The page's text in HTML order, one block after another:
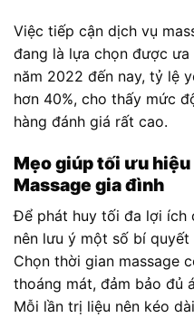
Việc tiếp cận dịch vụ
đang là lựa chọn được
năm 2022 đến nay, tỷ lệ
hơn 40%, cho thấy mức
hàng đánh giá rất cao.
Mẹo giúp tối ưu
Massage gia đình
Để phát huy tối đa lợi ích
nên lưu ý một số bí
Chọn thời gian massage
thoáng mát, đảm bảo đủ
Mỗi lần trị liệu nên kéo